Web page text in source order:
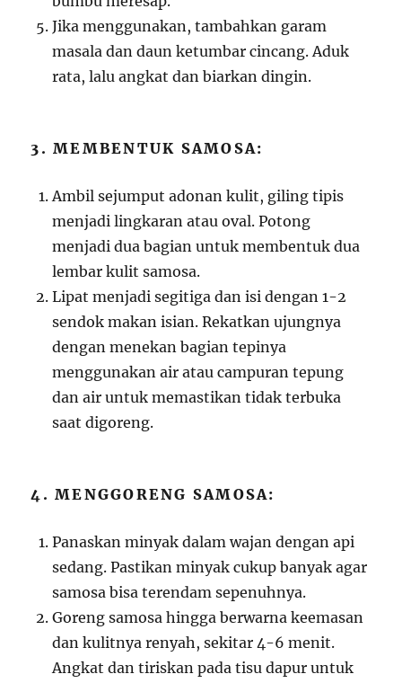
Jika menggunakan, tambahkan garam
masala dan daun ketumbar cincang. Aduk
rata, lalu angkat dan biarkan dingin.
3. MEMBENTUK SAMOSA:
Ambil sejumput adonan kulit, giling tipis
menjadi lingkaran atau oval. Potong
menjadi dua bagian untuk membentuk dua
lembar kulit samosa.
Lipat menjadi segitiga dan isi dengan 1-2
sendok makan isian. Rekatkan ujungnya
dengan menekan bagian tepinya
menggunakan air atau campuran tepung
dan air untuk memastikan tidak terbuka
saat digoreng.
4. MENGGORENG SAMOSA:
Panaskan minyak dalam wajan dengan api
sedang. Pastikan minyak cukup banyak agar
samosa bisa terendam sepenuhnya.
Goreng samosa hingga berwarna keemasan
dan kulitnya renyah, sekitar 4-6 menit.
Angkat dan tiriskan pada tisu dapur untuk